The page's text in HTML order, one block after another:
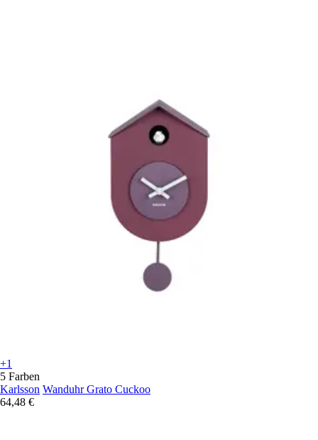
+1
5 Farben
Karlsson Wanduhr Grato Cuckoo
64,48 €